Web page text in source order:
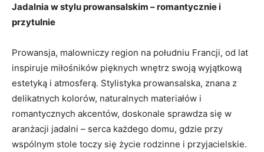
Jadalnia w​ stylu prowansalskim ‍– romantycznie i
przytulnie
Prowansja, malowniczy region na południu Francji, ​od lat
inspiruje miłośników pięknych wnętrz swoją wyjątkową
⁣estetyką i ⁢atmosferą. Stylistyka prowansalska, znana z‍
delikatnych kolorów, ‌naturalnych materiałów i
romantycznych akcentów, doskonale sprawdza się w
aranżacji ‍jadalni – serca każdego domu, gdzie‌ przy
wspólnym‍ stole toczy‌ się życie rodzinne i przyjacielskie.